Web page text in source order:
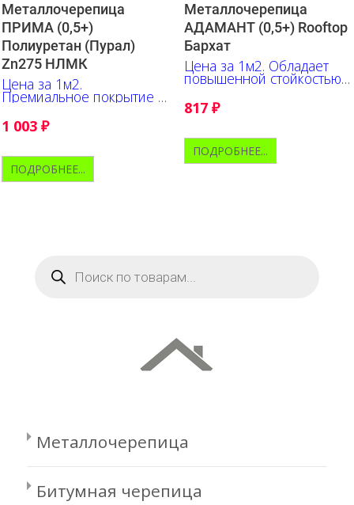
Металлочерепица
ПРИМА (0,5+)
Полиуретан (Пурал)
Zn275 НЛМК
Цена за 1м2.
Премиальное покрытие в
ассортименте НЛМК
1 003 ₽
ПОДРОБНЕЕ...
Металлочерепица
АДАМАНТ (0,5+) Rooftop
Бархат
Цена за 1м2. Обладает
повышенной стойкостью к
817 ₽
ПОДРОБНЕЕ...
товаров
Металлочерепица
Битумная черепица